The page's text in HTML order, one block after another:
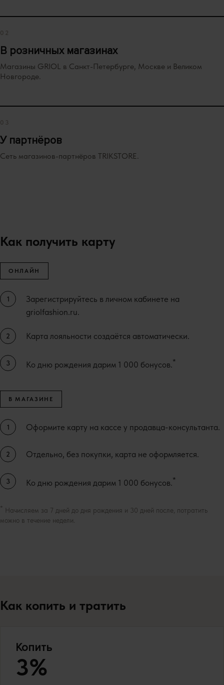
02
В розничных магазинах
Магазины GRIOL в Санкт-Петербурге, Москве и Великом
Новгороде.
03
У партнёров
Сеть магазинов-партнёров TRIKSTORE.
Как получить карту
ОНЛАЙН
Зарегистрируйтесь в личном кабинете на
griolfashion.ru.
Карта лояльности создаётся автоматически.
Ко дню рождения дарим 1 000 бонусов.*
В МАГАЗИНЕ
Оформите карту на кассе у продавца-консультанта.
Отдельно, без покупки, карта не оформляется.
Ко дню рождения дарим 1 000 бонусов.*
* Начисляем за 7 дней до дня рождения и 30 дней после, потратить
можно в течение недели.
Как копить и тратить
Копить
3%